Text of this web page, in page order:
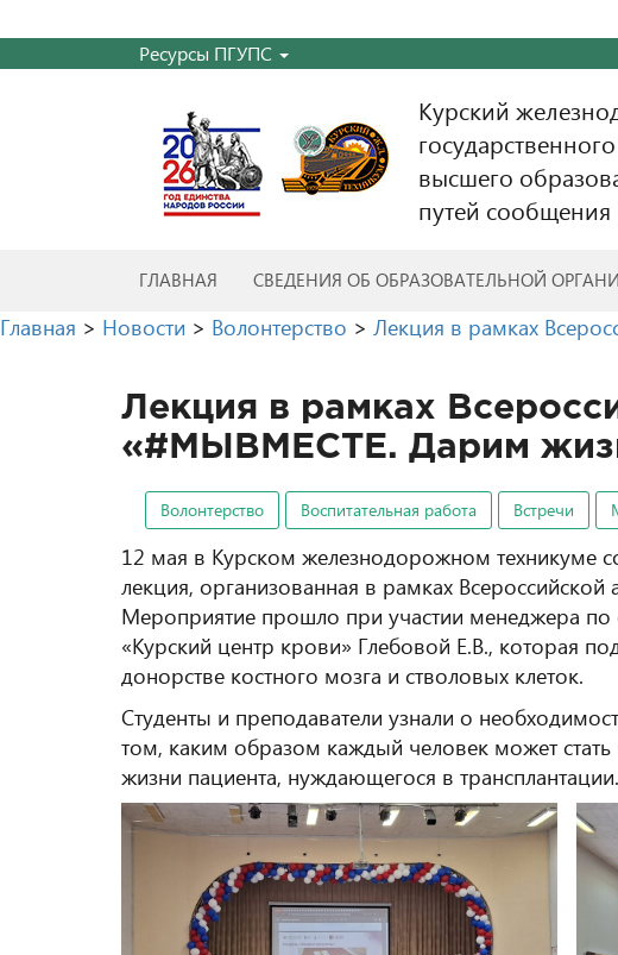
Ресурсы ПГУПС
Курский
высшего
путей сообщения
ГЛАВНАЯ СВЕДЕНИЯ ОБ ОБРАЗОВАТЕЛЬНОЙ
Главная > Новости > Волонтерство > Лекция в рамках
Лекция в рамках
«#МЫВМЕСТЕ. Дарим
Волонтерство Воспитательная работа Встречи
12 мая в Курском железнодорожном техникуме
лекция, организованная в рамках
Мероприятие прошло при участии менеджера
«Курский центр крови» Глебовой Е.В., которая
донорстве костного мозга и стволовых клеток.
Студенты и преподаватели узнали о
том, каким образом каждый человек может
жизни пациента, нуждающегося в трансплантации.